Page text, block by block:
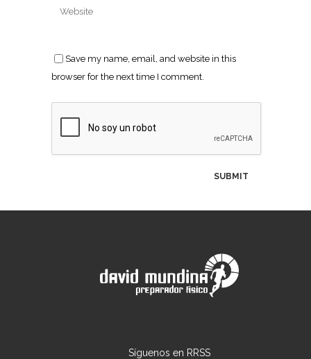
Save my name, email, and website in this
browser for the next time I comment.
Síguenos en RRSS